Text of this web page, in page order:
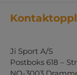
Ji Sport A/S
Postboks 618 –
NO-3003